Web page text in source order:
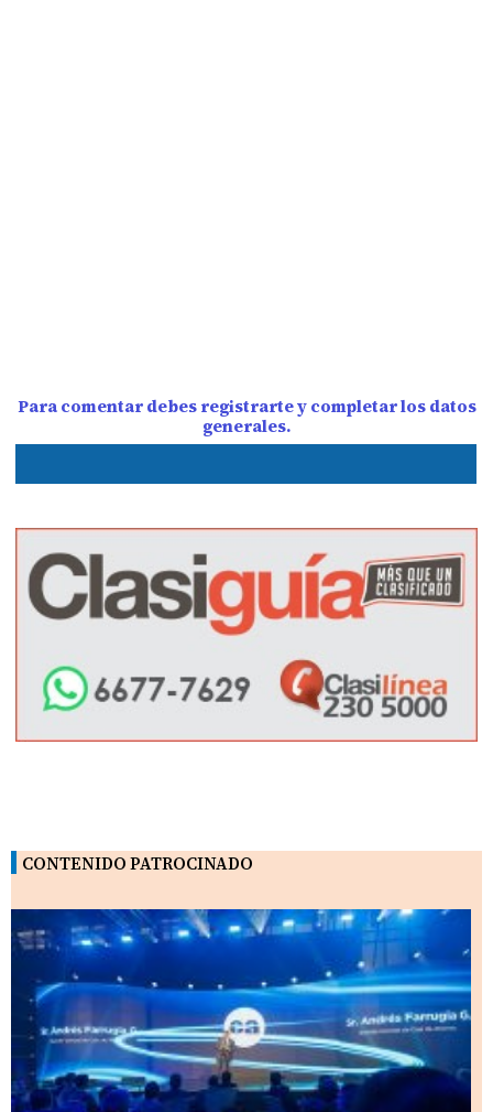
Para comentar debes registrarte y completar los datos
generales.
CONTENIDO PATROCINADO